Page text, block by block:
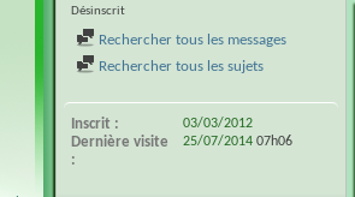
Désinscrit
Rechercher tous les messages
Rechercher tous les sujets
Inscrit 03/03/2012
Dernière visite 25/07/2014 07h06